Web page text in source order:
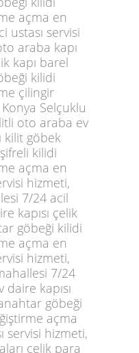
açma en
ustası servisi
araba kapı
kapı barel
kilidi
çilingir
Selçuklu
oto araba ev
kilit göbek
kilidi
açma en
hizmeti,
7/24 acil
kapısı çelik
göbeği kilidi
açma en
hizmeti,
7/24
kapısı
göbeği
açma
servisi hizmeti,
çelik para